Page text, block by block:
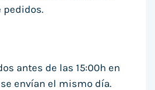
pedidos.
antes de las 15:00h en
envían el mismo día.